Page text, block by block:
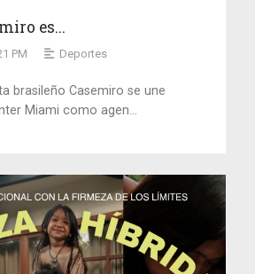
es...
PM Deportes
brasileño Casemiro se une
Miami como agen...